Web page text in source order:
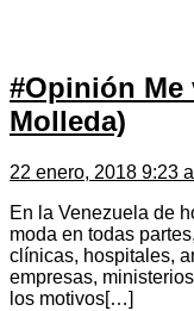
#Opinión Me
Molleda)
22 enero, 2018 9:23
En la Venezuela de
moda en todas
clínicas, hospitales,
empresas,
los motivos[…]